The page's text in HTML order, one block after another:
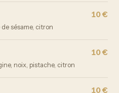
10 €
sésame, citron
10 €
noix, pistache, citron
10 €